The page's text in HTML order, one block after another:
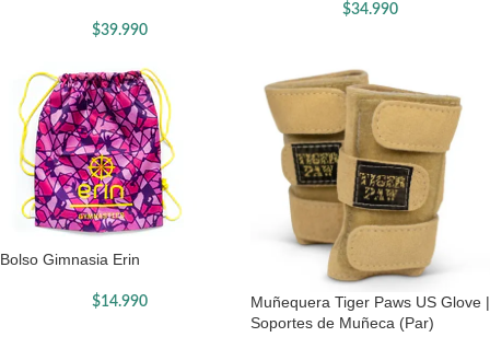
$39.990
$34.990
Bolso Gimnasia Erin
$14.990
Muñequera Tiger Paws US Glove |
Soportes de Muñeca (Par)